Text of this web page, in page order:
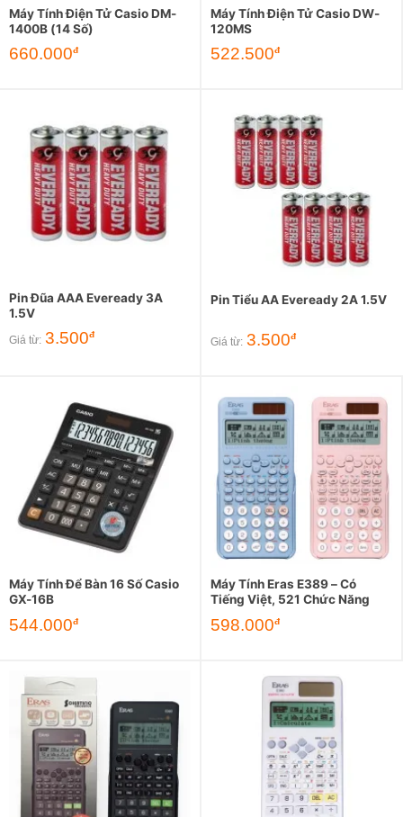
Máy Tính Điện Tử Casio DM-
1400B (14 Số)
660.000đ
Máy Tính Điện Tử Casio DW-
120MS
522.500đ
Pin Đũa AAA Eveready 3A
1.5V
Giá từ: 3.500đ
Pin Tiểu AA Eveready 2A 1.5V
Giá từ: 3.500đ
Máy Tính Để Bàn 16 Số Casio
GX-16B
544.000đ
Máy Tính Eras E389 – Có
Tiếng Việt, 521 Chức Năng
598.000đ